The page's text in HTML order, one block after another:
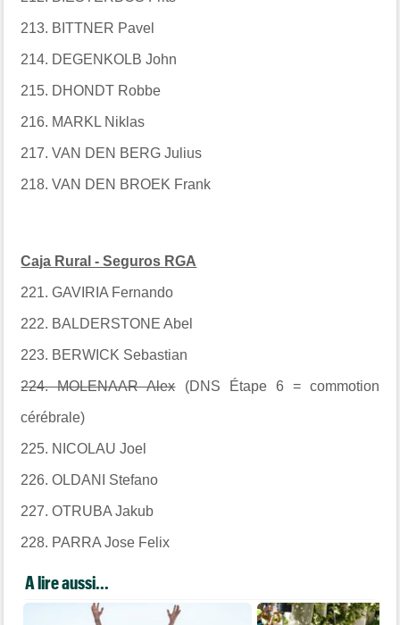
213. BITTNER Pavel
214. DEGENKOLB John
215. DHONDT Robbe
216. MARKL Niklas
217. VAN DEN BERG Julius
218. VAN DEN BROEK Frank
Caja Rural - Seguros RGA
221. GAVIRIA Fernando
222. BALDERSTONE Abel
223. BERWICK Sebastian
224. MOLENAAR Alex(DNS Étape 6 = commotion
cérébrale)
225. NICOLAU Joel
226. OLDANI Stefano
227. OTRUBA Jakub
228. PARRA Jose Felix
A lire aussi...